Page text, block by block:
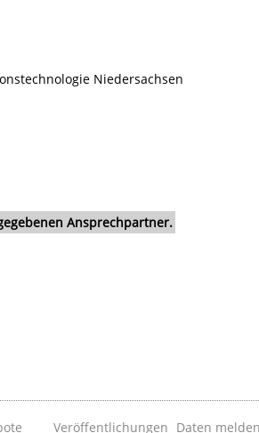
Niedersachsen
Ansprechpartner.
Veröffentlichungen Daten melden